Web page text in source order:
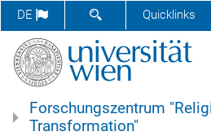
DE SUCHFORMULAR
Quicklinks
Forschungszentrum
Transformation"